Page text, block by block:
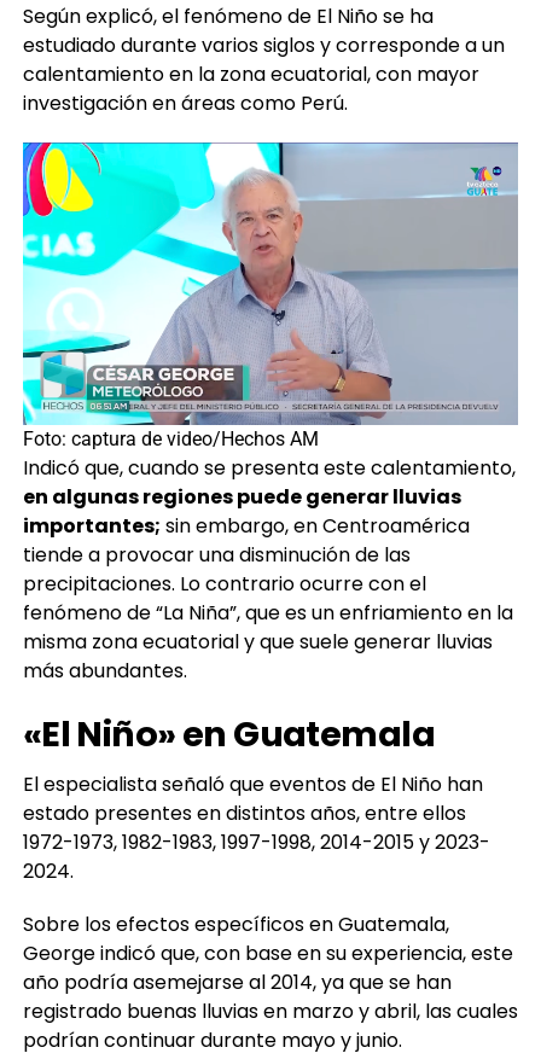
Según explicó, el fenómeno de El Niño se ha
estudiado durante varios siglos y corresponde a un
calentamiento en la zona ecuatorial, con mayor
investigación en áreas como Perú.
Foto: captura de video/Hechos AM
Indicó que, cuando se presenta este calentamiento,
en algunas regiones puede generar lluvias
importantes; sin embargo, en Centroamérica
tiende a provocar una disminución de las
precipitaciones. Lo contrario ocurre con el
fenómeno de “La Niña”, que es un enfriamiento en la
misma zona ecuatorial y que suele generar lluvias
más abundantes.
«El Niño» en Guatemala
El especialista señaló que eventos de El Niño han
estado presentes en distintos años, entre ellos
1972-1973, 1982-1983, 1997-1998, 2014-2015 y 2023-
2024.
Sobre los efectos específicos en Guatemala,
George indicó que, con base en su experiencia, este
año podría asemejarse al 2014, ya que se han
registrado buenas lluvias en marzo y abril, las cuales
podrían continuar durante mayo y junio.